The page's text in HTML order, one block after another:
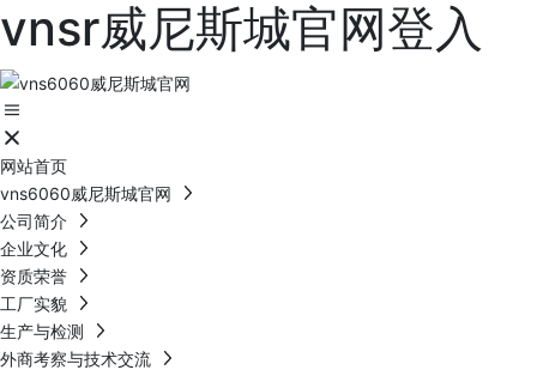
vnsr威尼斯城官网登入
网站首页
vns6060威尼斯城官网
公司简介
企业文化
资质荣誉
工厂实貌
生产与检测
外商考察与技术交流